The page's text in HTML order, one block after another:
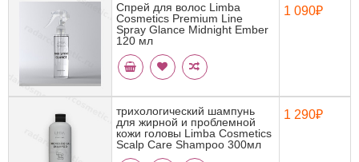
Инструмент
Кератин
Подложки
Спрей для волос Limba
Cosmetics Premium Line
Spray Glance Midnight Ember
120 мл
1 090₽
трихологический шампунь
для жирной и проблемной
кожи головы Limba Cosmetics
Scalp Care Shampoo 300мл
1 290₽